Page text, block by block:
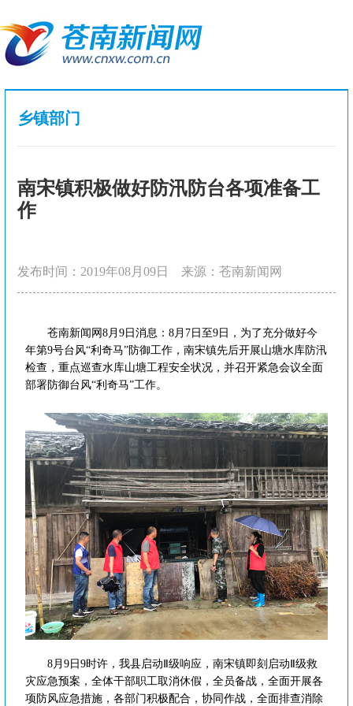
乡镇部门
南宋镇积极做好防汛防台各项准备工
作
发布时间：2019年08月09日 来源：苍南新闻网
苍南新闻网8月9日消息：8月7日至9日，为了充分做好今
年第9号台风“利奇马”防御工作，南宋镇先后开展山塘水库防汛
检查，重点巡查水库山塘工程安全状况，并召开紧急会议全面
部署防御台风“利奇马”工作。
8月9日9时许，我县启动Ⅱ级响应，南宋镇即刻启动Ⅱ级救
灾应急预案，全体干部职工取消休假，全员备战，全面开展各
项防风应急措施，各部门积极配合，协同作战，全面排查消除